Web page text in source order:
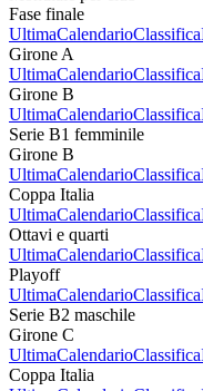
Fase finale
UltimaCalendarioClassifica
Girone A
UltimaCalendarioClassifica
Girone B
UltimaCalendarioClassifica
Serie B1 femminile
Girone B
UltimaCalendarioClassifica
Coppa Italia
UltimaCalendarioClassifica
Ottavi e quarti
UltimaCalendarioClassifica
Playoff
UltimaCalendarioClassifica
Serie B2 maschile
Girone C
UltimaCalendarioClassifica
Coppa Italia